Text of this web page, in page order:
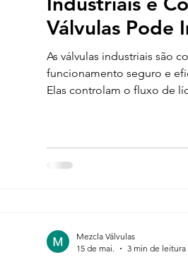
Válvulas Pode
Negócio
As válvulas industriais são
funcionamento seguro e
Elas controlam o fluxo de
Mezcla Válvulas
15 de mai.
3 min de leitura